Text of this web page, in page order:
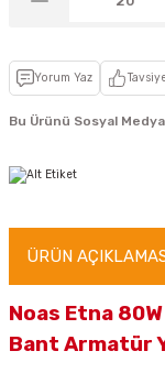
Yorum Yaz
Bu Ürünü Sosyal
ÜRÜN
Noas Etna
Bant Armatür